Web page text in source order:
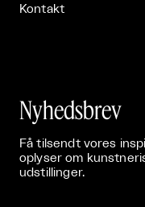
Kontakt
Nyhedsbrev
Få tilsendt vores
oplyser om
udstillinger.